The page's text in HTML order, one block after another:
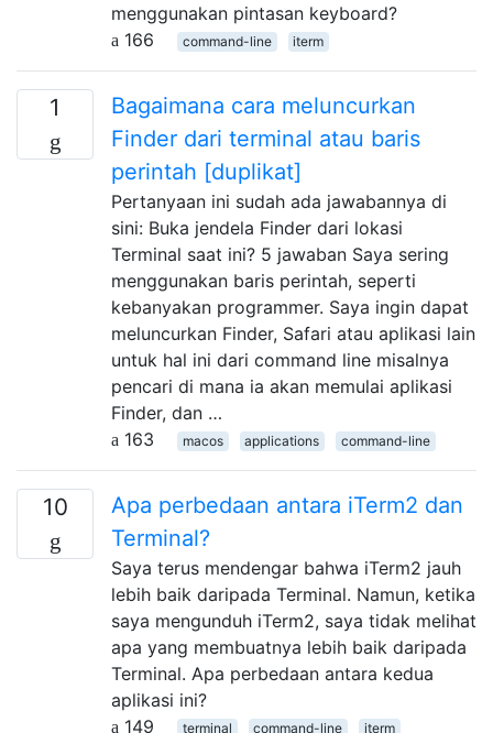
menggunakan pintasan keyboard?
166
command-line iterm
1
Bagaimana cara meluncurkan
Finder dari terminal atau baris
perintah [duplikat]
Pertanyaan ini sudah ada jawabannya di
sini: Buka jendela Finder dari lokasi
Terminal saat ini? 5 jawaban Saya sering
menggunakan baris perintah, seperti
kebanyakan programmer. Saya ingin dapat
meluncurkan Finder, Safari atau aplikasi lain
untuk hal ini dari command line misalnya
pencari di mana ia akan memulai aplikasi
Finder, dan …
163
macos applications command-line
10
Apa perbedaan antara iTerm2 dan
Terminal?
Saya terus mendengar bahwa iTerm2 jauh
lebih baik daripada Terminal. Namun, ketika
saya mengunduh iTerm2, saya tidak melihat
apa yang membuatnya lebih baik daripada
Terminal. Apa perbedaan antara kedua
aplikasi ini?
149
terminal command-line iterm